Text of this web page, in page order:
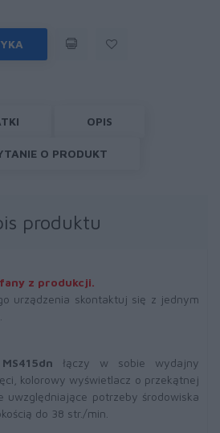
OPIS
O PRODUKT
produktu
z produkcji.
urządzenia skontaktuj się z jednym
łączy w sobie wydajny
kolorowy wyświetlacz o przekątnej
uwzględniające potrzeby środowiska
do 38 str./min.